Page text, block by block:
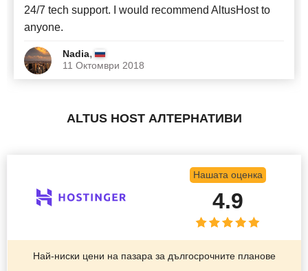
24/7 tech support. I would recommend AltusHost to
anyone.
Nadia,
11 Октомври 2018
ALTUS HOST АЛТЕРНАТИВИ
Нашата оценка
4.9
Най-ниски цени на пазара за дългосрочните планове